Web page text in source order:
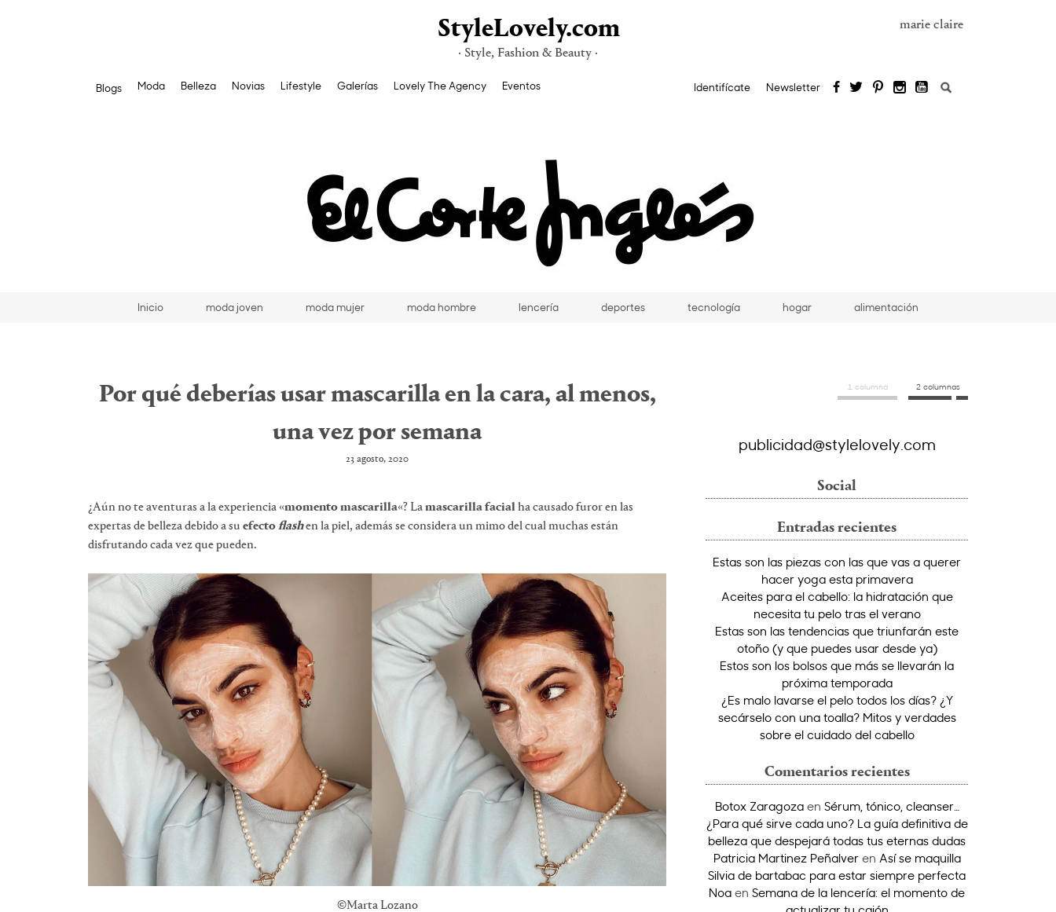
StyleLovely.com
· Style, Fashion & Beauty ·
marie claire
Blogs Moda Belleza Novias Lifestyle Galerías Lovely The Agency Eventos Identifícate Newsletter Buscar:
Inicio moda joven moda mujer moda hombre lencería deportes tecnología hogar alimentación
Por qué deberías usar mascarilla en la cara, al menos,
una vez por semana
23 agosto, 2020
¿Aún no te aventuras a la experiencia «momento mascarilla«? Lamascarilla facialha causado furor en las
expertas de belleza debido a su efectoflashen la piel, además se considera un mimo del cual muchas están
disfrutando cada vez que pueden.
©Marta Lozano
1 columna 2 columnas
publicidad@stylelovely.com
Social
Entradas recientes
Estas son las piezas con las que vas a querer
hacer yoga esta primavera
Aceites para el cabello: la hidratación que
necesita tu pelo tras el verano
Estas son las tendencias que triunfarán este
otoño (y que puedes usar desde ya)
Estos son los bolsos que más se llevarán la
próxima temporada
¿Es malo lavarse el pelo todos los días? ¿Y
secárselo con una toalla? Mitos y verdades
sobre el cuidado del cabello
Comentarios recientes
Botox Zaragozaen Sérum, tónico, cleanser…
¿Para qué sirve cada uno? La guía definitiva de
belleza que despejará todas tus eternas dudas
Patricia Martinez Peñalveren Así se maquilla
Silvia de bartabac para estar siempre perfecta
Noa en Semana de la lencería: el momento de